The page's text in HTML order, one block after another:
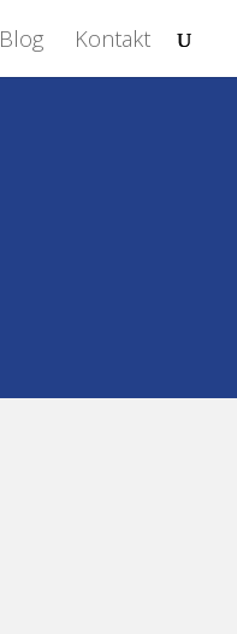
Blog Kontakt